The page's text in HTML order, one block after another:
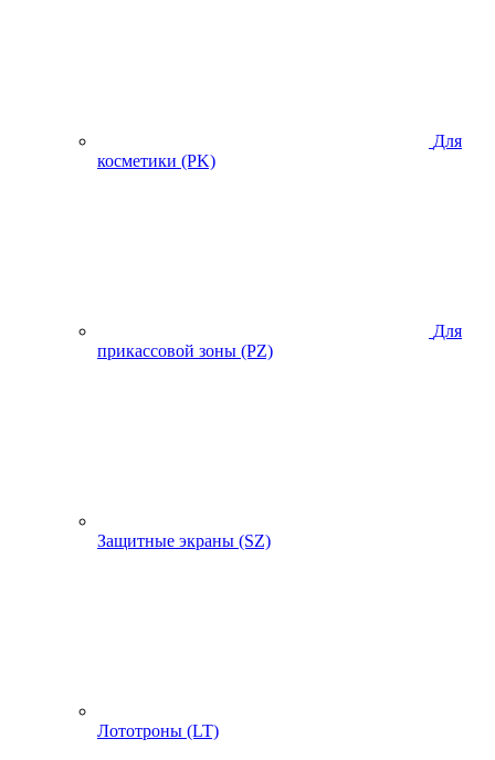
Для
косметики (PK)
Для
прикассовой зоны (PZ)
Защитные экраны (SZ)
Лототроны (LT)